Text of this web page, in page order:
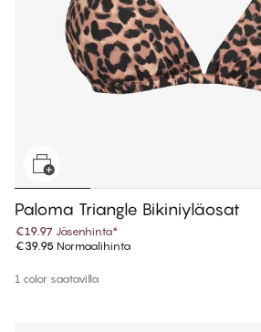
Paloma Triangle Bikiniyläosat
€19.97 Jäsenhinta*
€39.95 Normaalihinta
1 color saatavilla